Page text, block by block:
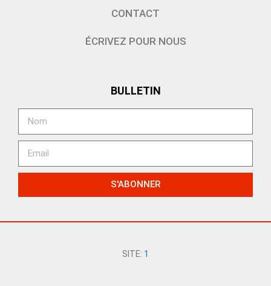
CONTACT
ÉCRIVEZ POUR NOUS
BULLETIN
S'ABONNER
SITE: 1